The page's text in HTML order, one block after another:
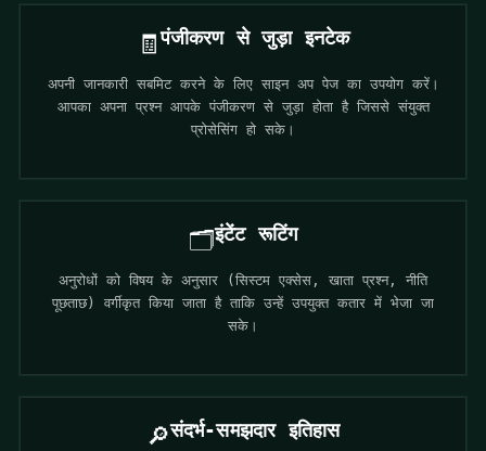
🧾पंजीकरण से जुड़ा इनटेक
अपनी जानकारी सबमिट करने के लिए साइन अप पेज का उपयोग करें।
आपका अपना प्रश्न आपके पंजीकरण से जुड़ा होता है जिससे संयुक्त
प्रोसेसिंग हो सके।
🗂️इंटेंट रूटिंग
अनुरोधों को विषय के अनुसार (सिस्टम एक्सेस, खाता प्रश्न, नीति
पूछताछ) वर्गीकृत किया जाता है ताकि उन्हें उपयुक्त कतार में भेजा जा
सके।
🔎संदर्भ-समझदार इतिहास